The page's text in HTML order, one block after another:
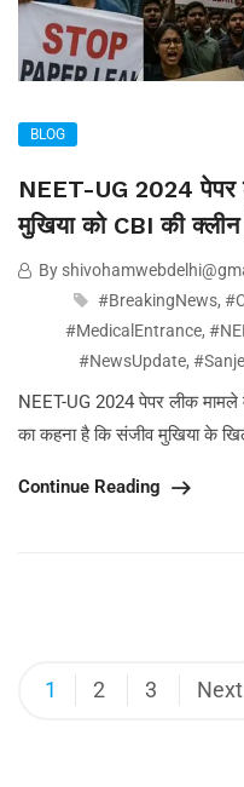
BLOG
NEET-UG 2024 पेपर
मुखिया को CBI की क्लीन
By
#BreakingNews,
#MedicalEntrance,
#NewsUpdate,
NEET-UG 2024 पेपर लीक
का कहना है कि संजीव मुखिया के
Continue Reading
1 2 3 Next